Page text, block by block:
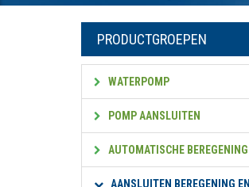
PRODUCTGROEPEN
WATERPOMP
POMP AANSLUITEN
AUTOMATISCHE BEREGENING
AANSLUITEN BEREGENING EN